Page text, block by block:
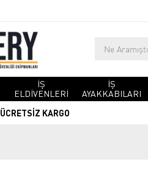
İŞ
ELDİVENLERİ
İŞ
AYAKKABILARI
ÜCRETSİZ KARGO